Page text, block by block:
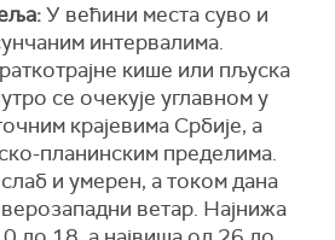
У већини места суво и
интервалима.
кише или пљуска
се очекује углавном у
крајевима Србије, а
планинским пределима.
и умерен, а током дана
ветар. Најнижа